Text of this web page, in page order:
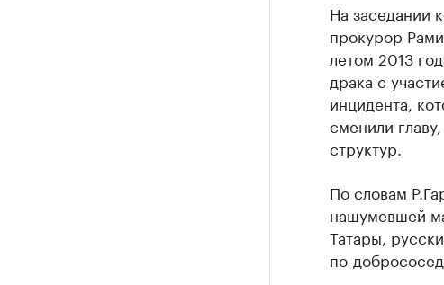
На заседании
прокурор
летом 2013
драка с
инцидента,
сменили
структур.
По словам
нашумевшей
Татары,
по-